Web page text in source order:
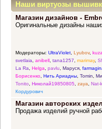
Наши виртуозы
прекрасных идей
Магазин дизайнов -
Оригинальные дизайны
Модераторы: UltraViolet, Lyubov,
svetlaia, anibell, tana1257, marimay,
La Ra, Helga, pavlu, Маруся,
Борисенко, Нить Ариадны, Tomin,
Tonito, Николай19850805, zaya, Nat-
Кордурович
Магазин авторских
Продажа изделий ручной